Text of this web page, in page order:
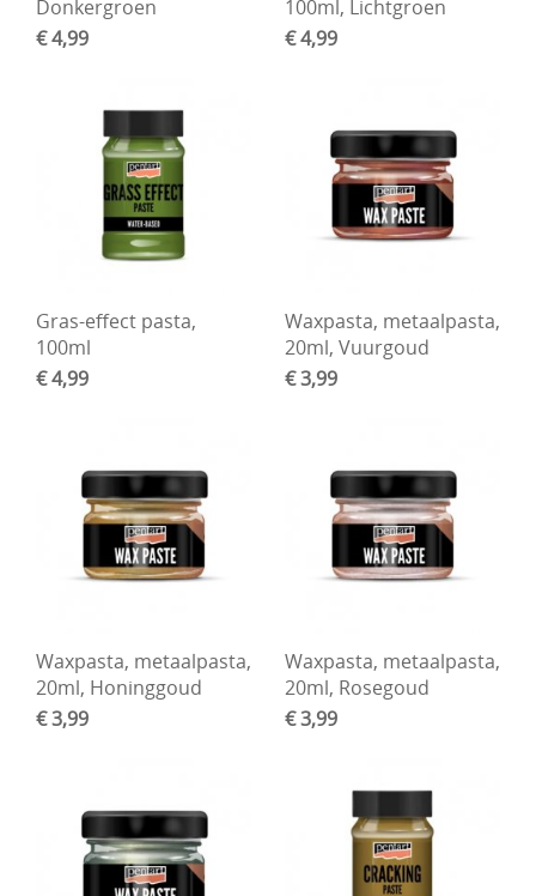
Donkergroen
€ 4,99
100ml, Lichtgroen
€ 4,99
Gras-effect pasta,
100ml
€ 4,99
Waxpasta, metaalpasta,
20ml, Vuurgoud
€ 3,99
Waxpasta, metaalpasta,
20ml, Honinggoud
€ 3,99
Waxpasta, metaalpasta,
20ml, Rosegoud
€ 3,99